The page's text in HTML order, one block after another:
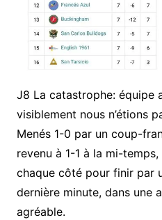
J8 La catastrophe: équipe
visiblement nous n’étions
Menés 1-0 par un coup-
revenu à 1-1 à la mi-
chaque côté pour finir par
dernière minute, dans une
agréable.